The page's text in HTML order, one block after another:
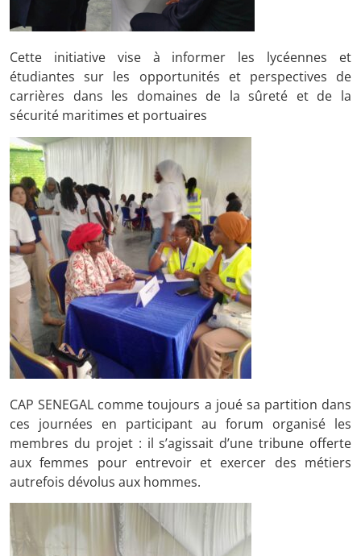
Cette initiative vise à informer les lycéennes et
étudiantes sur les opportunités et perspectives de
carrières dans les domaines de la sûreté et de la
sécurité maritimes et portuaires
CAP SENEGAL comme toujours a joué sa partition dans
ces journées en participant au forum organisé les
membres du projet : il s’agissait d’une tribune offerte
aux femmes pour entrevoir et exercer des métiers
autrefois dévolus aux hommes.